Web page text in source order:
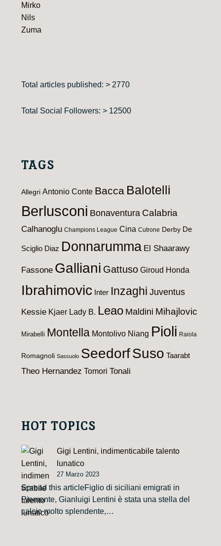
Mirko
Nils
Zuma
Total articles published: > 2770
Total Social Followers: > 12500
TAGS
Allegri Antonio Conte Bacca Balotelli
Berlusconi Bonaventura Calabria
Calhanoglu Champions League Cina Cutrone Derby De
Sciglio Diaz Donnarumma El Shaarawy
Fassone Galliani Gattuso Giroud Honda
Ibrahimovic Inter Inzaghi Juventus
Kessie Kjaer Lady B. Leao Maldini Mihajlovic
Mirabelli Montella Montolivo Niang Pioli Raiola
Romagnoli Sassuolo SeedorfSuso Taarabt
Theo Hernandez Tomori Tonali
HOT TOPICS
Gigi Lentini, indimenticabile talento
lunatico
27 Marzo 2023
Spread this articleFiglio di siciliani emigrati in
Piemonte, Gianluigi Lentini è stata una stella del
calcio molto splendente,…